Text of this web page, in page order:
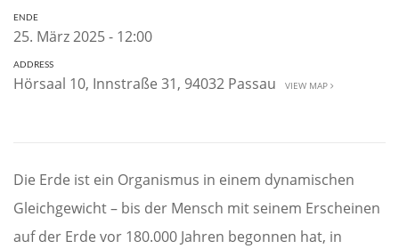
ENDE
25. März 2025 - 12:00
ADDRESS
Hörsaal 10, Innstraße 31, 94032 Passau VIEW MAP
Die Erde ist ein Organismus in einem dynamischen
Gleichgewicht – bis der Mensch mit seinem Erscheinen
auf der Erde vor 180.000 Jahren begonnen hat, in